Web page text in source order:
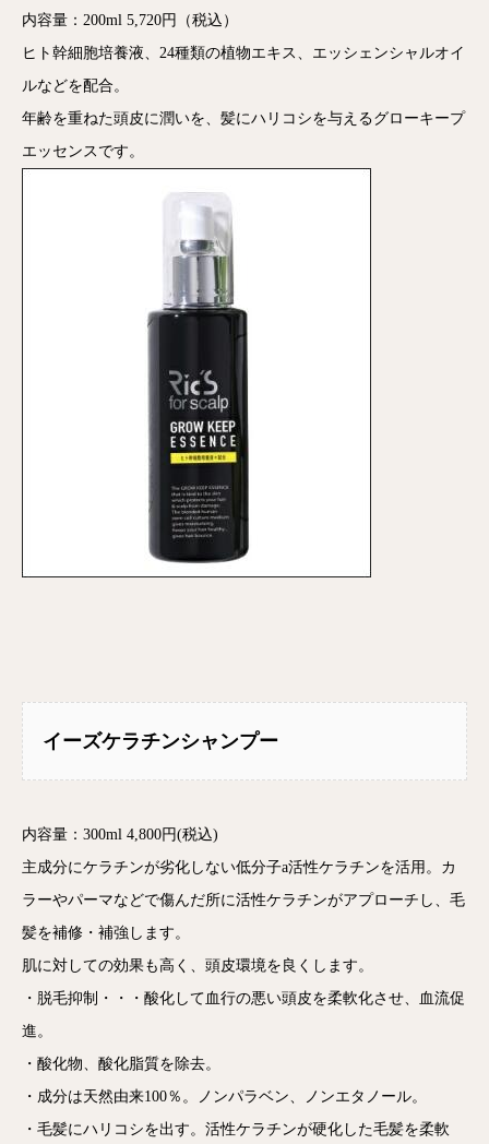
内容量：200ml 5,720円（税込）
ヒト幹細胞培養液、24種類の植物エキス、エッシェンシャルオイ
ルなどを配合。
年齢を重ねた頭皮に潤いを、髪にハリコシを与えるグローキープ
エッセンスです。
イーズケラチンシャンプー
内容量：300ml 4,800円(税込)
主成分にケラチンが劣化しない低分子a活性ケラチンを活用。カ
ラーやパーマなどで傷んだ所に活性ケラチンがアプローチし、毛
髪を補修・補強します。
肌に対しての効果も高く、頭皮環境を良くします。
・脱毛抑制・・・酸化して血行の悪い頭皮を柔軟化させ、血流促
進。
・酸化物、酸化脂質を除去。
・成分は天然由来100％。ノンパラベン、ノンエタノール。
・毛髪にハリコシを出す。活性ケラチンが硬化した毛髪を柔軟